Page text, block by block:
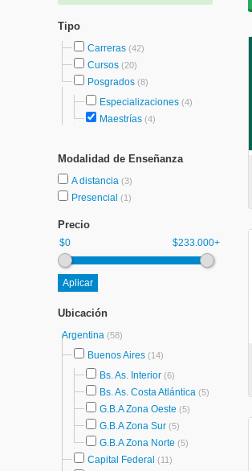
Tipo
Carreras (42)
Cursos (20)
Posgrados (8)
Especializaciones (4)
Maestrías (4)
Modalidad de Enseñanza
A distancia (3)
Presencial (1)
Precio
$0 $233.000+
Ubicación
Argentina (58)
Buenos Aires (14)
Bs. As. Interior (6)
Bs. As. Costa Atlántica (5)
G.B.A Zona Oeste (5)
G.B.A Zona Sur (5)
G.B.A Zona Norte (5)
Capital Federal (11)